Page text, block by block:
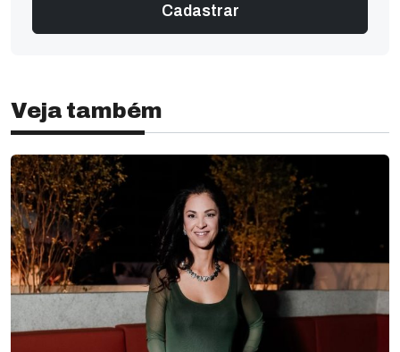
Veja também